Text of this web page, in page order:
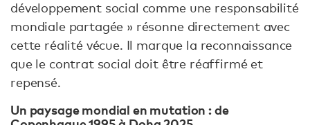
développement social comme une responsabilité
mondiale partagée » résonne directement avec
cette réalité vécue. Il marque la reconnaissance
que le contrat social doit être réaffirmé et
repensé.
Un paysage mondial en mutation : de